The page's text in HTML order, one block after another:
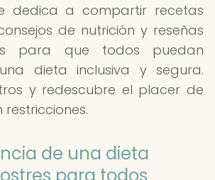
dedica a compartir recetas
de nutrición y reseñas
para que todos puedan
dieta inclusiva y segura.
y redescubre el placer de
restricciones.
de una dieta